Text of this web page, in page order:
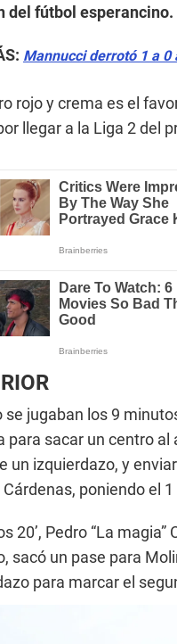
del fútbol esperancino.
Mannucci derrotó 1 a 0
rojo y crema es el
llegar a la Liga 2 del
se jugaban los 9
para sacar un centro al
un izquierdazo, y
Cárdenas, poniendo el
20’, Pedro “La
sacó un pase para
para marcar el